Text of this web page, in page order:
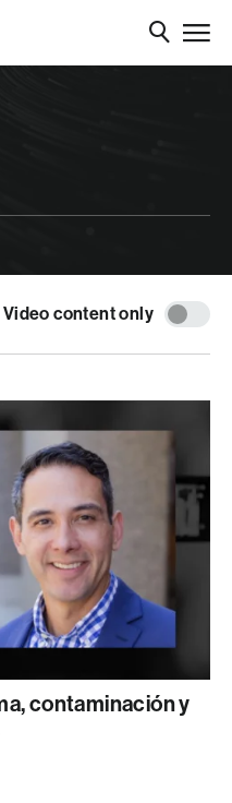
Video content only
contaminación y